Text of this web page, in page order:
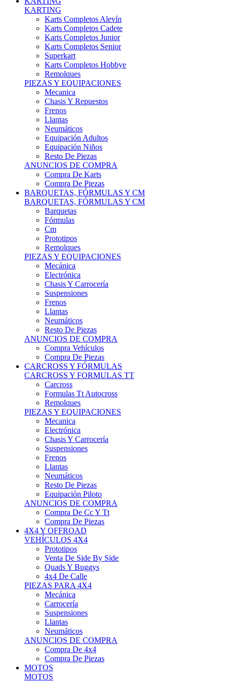
Karts Completos Alevín
Karts Completos Cadete
Karts Completos Junior
Karts Completos Senior
Superkart
Karts Completos Hobbye
Remolques
PIEZAS Y EQUIPACIONES
Mecanica
Chasis Y Repuestos
Frenos
Llantas
Neumáticos
Equipación Adultos
Equipación Niños
Resto De Piezas
ANUNCIOS DE COMPRA
Compra De Karts
Compra De Piezas
BARQUETAS, FÓRMULAS Y CM
BARQUETAS, FÓRMULAS Y CM
Barquetas
Fórmulas
Cm
Prototipos
Remolques
PIEZAS Y EQUIPACIONES
Mecánica
Electrónica
Chasis Y Carrocería
Suspensiones
Frenos
Llantas
Neumáticos
Resto De Piezas
ANUNCIOS DE COMPRA
Compra Vehículos
Compra De Piezas
CARCROSS Y FÓRMULAS
CARCROSS Y FORMULAS TT
Carcross
Formulas Tt Autocross
Remolques
PIEZAS Y EQUIPACIONES
Mecanica
Electrónica
Chasis Y Carrocería
Suspensiones
Frenos
Llantas
Neumáticos
Resto De Piezas
Equipación Piloto
ANUNCIOS DE COMPRA
Compra De Cc Y Tt
Compra De Piezas
4X4 Y OFFROAD
VEHÍCULOS 4X4
Prototipos
Venta De Side By Side
Quads Y Buggys
4x4 De Calle
PIEZAS PARA 4X4
Mecánica
Carrocería
Suspensiones
Llantas
Neumáticos
ANUNCIOS DE COMPRA
Compra De 4x4
Compra De Piezas
MOTOS
MOTOS
Motos De Circuito